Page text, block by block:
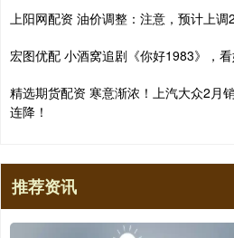
上阳网配资 油价调整：注意，预计上调
宏图优配 小酒窝追剧《你好1983》，
精选期货配资 寒意渐浓！上汽大众2月
连降！
推荐资讯